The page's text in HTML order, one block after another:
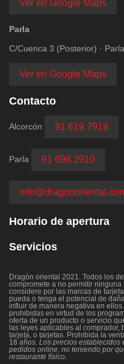
Ver en Google Maps
Parla
C/Cuenca 3 (Posterior) ·
Ver en Google Maps
Contacto
Alcorcón 91 619 7919
Parla 91 698 2910
Horario de apertura
Servicios
Dragón oriental 2021. Todos los
compromete a no permitir
considere por las marcas de
pueda o tenga el potencial de
influir de manera negativa en
prohibidas en virtud de los
oferta de un producto o servicio
las leyes aplicables al comprador,
tarjeta, o tarjetas. Prohibida la
18 años. Los precios establecidos
pedidos online, no teniendo por
restaurante físico.